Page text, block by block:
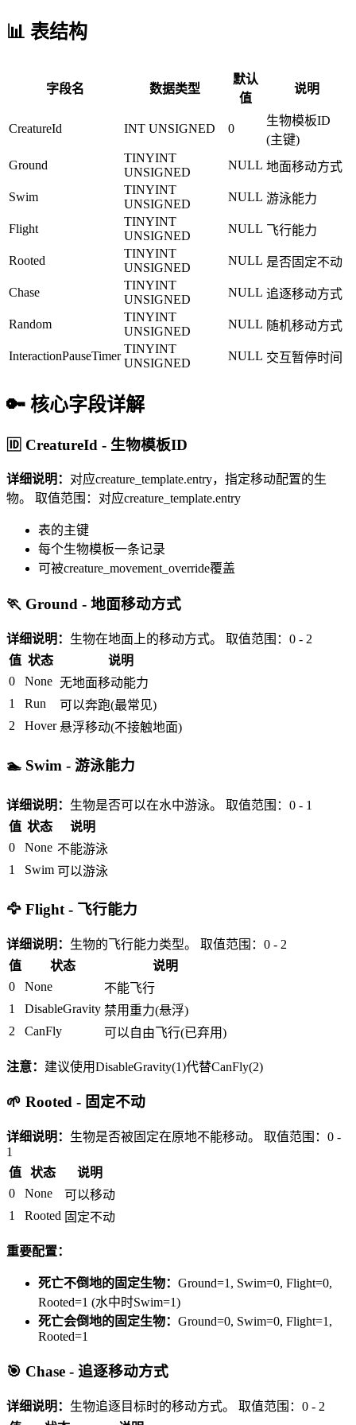
📊 表结构
字段名 数据类型
默认
值
说明
CreatureId INT UNSIGNED 0
生物模板ID
(主键)
Ground
TINYINT
UNSIGNED
NULL 地面移动方式
Swim
TINYINT
UNSIGNED
NULL 游泳能力
Flight
TINYINT
UNSIGNED
NULL 飞行能力
Rooted
TINYINT
UNSIGNED
NULL 是否固定不动
Chase
TINYINT
UNSIGNED
NULL 追逐移动方式
Random
TINYINT
UNSIGNED
NULL 随机移动方式
InteractionPauseTimer
TINYINT
UNSIGNED
NULL 交互暂停时间
🔑 核心字段详解
🆔 CreatureId - 生物模板ID
详细说明： 对应creature_template.entry，指定移动配置的生
物。 取值范围：对应creature_template.entry
表的主键
每个生物模板一条记录
可被creature_movement_override覆盖
🏃 Ground - 地面移动方式
详细说明： 生物在地面上的移动方式。 取值范围：0 - 2
值 状态
说明
0
None 无地面移动能力
1
Run
可以奔跑(最常见)
2
Hover 悬浮移动(不接触地面)
🏊 Swim - 游泳能力
详细说明： 生物是否可以在水中游泳。 取值范围：0 - 1
值 状态
说明
0
None 不能游泳
1
Swim 可以游泳
🦅 Flight - 飞行能力
详细说明： 生物的飞行能力类型。 取值范围：0 - 2
值
状态
说明
0
None
不能飞行
1
DisableGravity 禁用重力(悬浮)
2
CanFly 可以自由飞行(已弃用)
注意： 建议使用DisableGravity(1)代替CanFly(2)
🌱 Rooted - 固定不动
详细说明： 生物是否被固定在原地不能移动。 取值范围：0 -
1
值
状态
说明
0
None
可以移动
1
Rooted 固定不动
重要配置：
死亡不倒地的固定生物： Ground=1, Swim=0, Flight=0,
Rooted=1 (水中时Swim=1)
死亡会倒地的固定生物： Ground=0, Swim=0, Flight=1,
Rooted=1
🎯 Chase - 追逐移动方式
详细说明： 生物追逐目标时的移动方式。 取值范围：0 - 2